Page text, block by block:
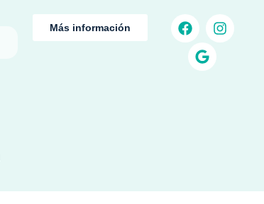
Más información